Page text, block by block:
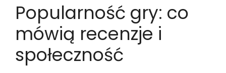
Popularność gry: co
mówią recenzje i
społeczność